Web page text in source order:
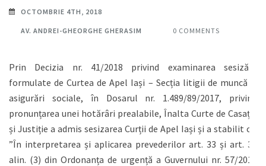
OCTOMBRIE 4TH, 2018
AV. ANDREI-GHEORGHE GHERASIM 0 COMMENTS
Prin Decizia nr. 41/2018 privind examinarea sesizării
formulate de Curtea de Apel Iași – Secția litigii de muncă și
asigurări sociale, în Dosarul nr. 1.489/89/2017, privind
pronunțarea unei hotărâri prealabile, Înalta Curte de Casație
și Justiție a admis sesizarea Curții de Apel Iași și a stabilit că:
”În interpretarea și aplicarea prevederilor art. 33 și art. 34
alin. (3) din Ordonanța de urgență a Guvernului nr. 57/2015